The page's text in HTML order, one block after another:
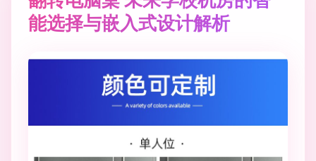
能选择与嵌入式设计解析